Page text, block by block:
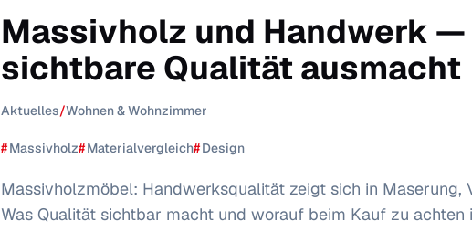
Garderoben &
Polstermöbel
Massivholz und Handwerk —
sichtbare Qualität ausmacht
Aktuelles/Wohnen & Wohnzimmer
#Massivholz#Materialvergleich#Design
Massivholzmöbel: Handwerksqualität zeigt sich in Maserung,
Was Qualität sichtbar macht und worauf beim Kauf zu achten